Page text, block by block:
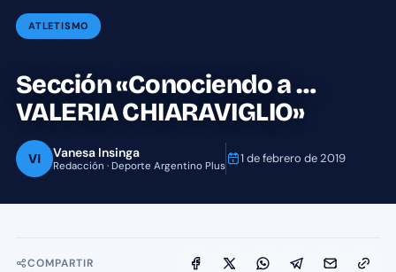
ATLETISMO
Sección «Conociendo a …
VALERIA CHIARAVIGLIO»
VI Vanesa Insinga
Redacción · Deporte Argentino Plus 1 de febrero de 2019
COMPARTIR